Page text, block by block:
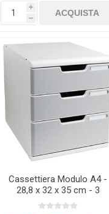
i
h
Cassettiera Modulo A4 -
28,8 x 32 x 35 cm - 3
cassetti - grigio/granito -